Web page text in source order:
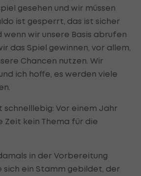
gesehen und wir müssen
ist gesperrt, das ist sicher
wenn wir unsere Basis abrufen
das Spiel gewinnen, vor allem,
Chancen nutzen. Wir
ich hoffe, es werden viele
schnelllebig: Vor einem Jahr
Zeit kein Thema für die
in der Vorbereitung
ein Stamm gebildet, der